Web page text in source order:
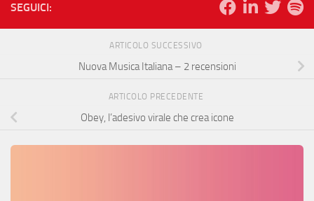
SEGUICI:
ARTICOLO SUCCESSIVO
Nuova Musica Italiana – 2 recensioni
ARTICOLO PRECEDENTE
Obey, l’adesivo virale che crea icone